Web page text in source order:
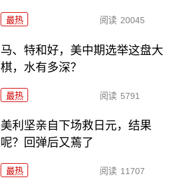
最热 阅读 20045
马、特和好，美中期选举这盘大
棋，水有多深？
最热 阅读 5791
美利坚亲自下场救日元，结果
呢？回弹后又蔫了
最热 阅读 11707